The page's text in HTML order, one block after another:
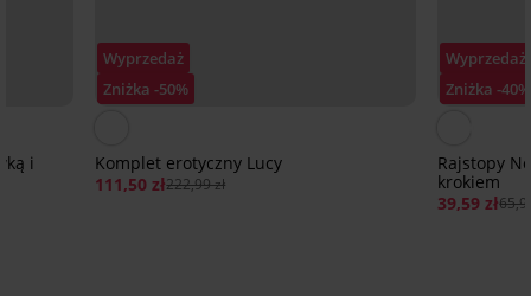
i
Wyprzedaż
Zniżka -50%
Komplet erotyczny Lucy
111,50 zł222,99 zł
Wyprzedaż
Zniżka -40%
Rajstopy
krokiem
39,59 zł